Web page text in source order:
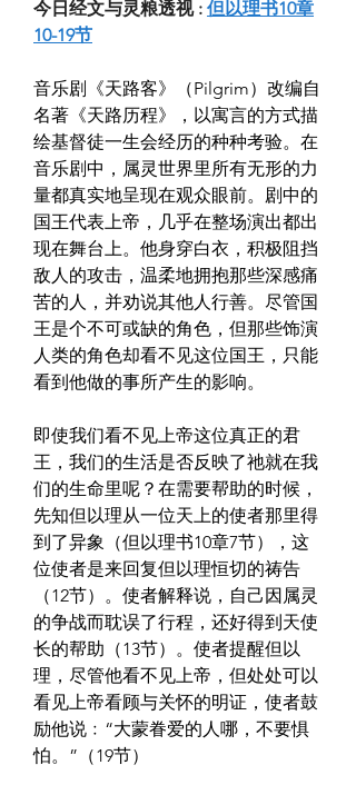
今日经文与灵粮透视 : 但以理书10章
10-19节
音乐剧《天路客》（Pilgrim）改编自
名著《天路历程》，以寓言的方式描
绘基督徒一生会经历的种种考验。在
音乐剧中，属灵世界里所有无形的力
量都真实地呈现在观众眼前。剧中的
国王代表上帝，几乎在整场演出都出
现在舞台上。他身穿白衣，积极阻挡
敌人的攻击，温柔地拥抱那些深感痛
苦的人，并劝说其他人行善。尽管国
王是个不可或缺的角色，但那些饰演
人类的角色却看不见这位国王，只能
看到他做的事所产生的影响。
即使我们看不见上帝这位真正的君
王，我们的生活是否反映了祂就在我
们的生命里呢？在需要帮助的时候，
先知但以理从一位天上的使者那里得
到了异象（但以理书10章7节），这
位使者是来回复但以理恒切的祷告
（12节）。使者解释说，自己因属灵
的争战而耽误了行程，还好得到天使
长的帮助（13节）。使者提醒但以
理，尽管他看不见上帝，但处处可以
看见上帝看顾与关怀的明证，使者鼓
励他说﹕“大蒙眷爱的人哪，不要惧
怕。”（19节）